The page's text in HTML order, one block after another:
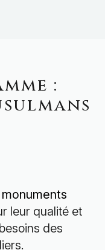
:
monuments
leur qualité et
des